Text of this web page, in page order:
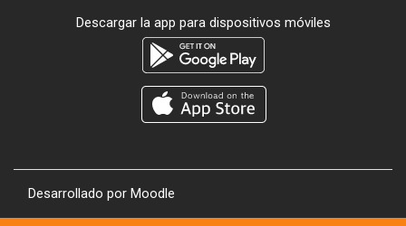
Descargar la app para dispositivos móviles
Desarrollado por Moodle